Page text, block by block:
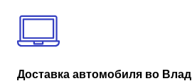
Доставка автомобиля во